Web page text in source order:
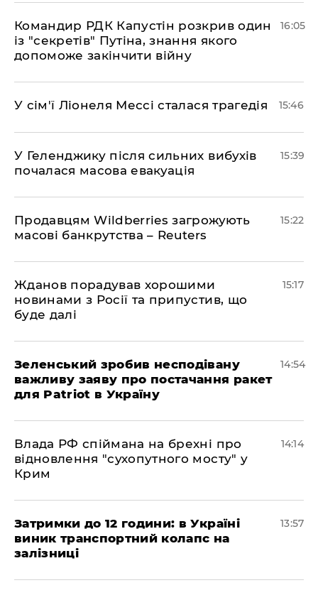
Командир РДК Капустін розкрив один
із "секретів" Путіна, знання якого
допоможе закінчити війну
16:05
У сім'ї Ліонеля Мессі сталася трагедія 15:46
У Геленджику після сильних вибухів
почалася масова евакуація
15:39
Продавцям Wildberries загрожують
масові банкрутства – Reuters
15:22
Жданов порадував хорошими
новинами з Росії та припустив, що
буде далі
15:17
Зеленський зробив несподівану
важливу заяву про постачання ракет
для Patriot в Україну
14:54
Влада РФ спіймана на брехні про
відновлення "сухопутного мосту" у
Крим
14:14
Затримки до 12 години: в Україні
виник транспортний колапс на
залізниці
13:57